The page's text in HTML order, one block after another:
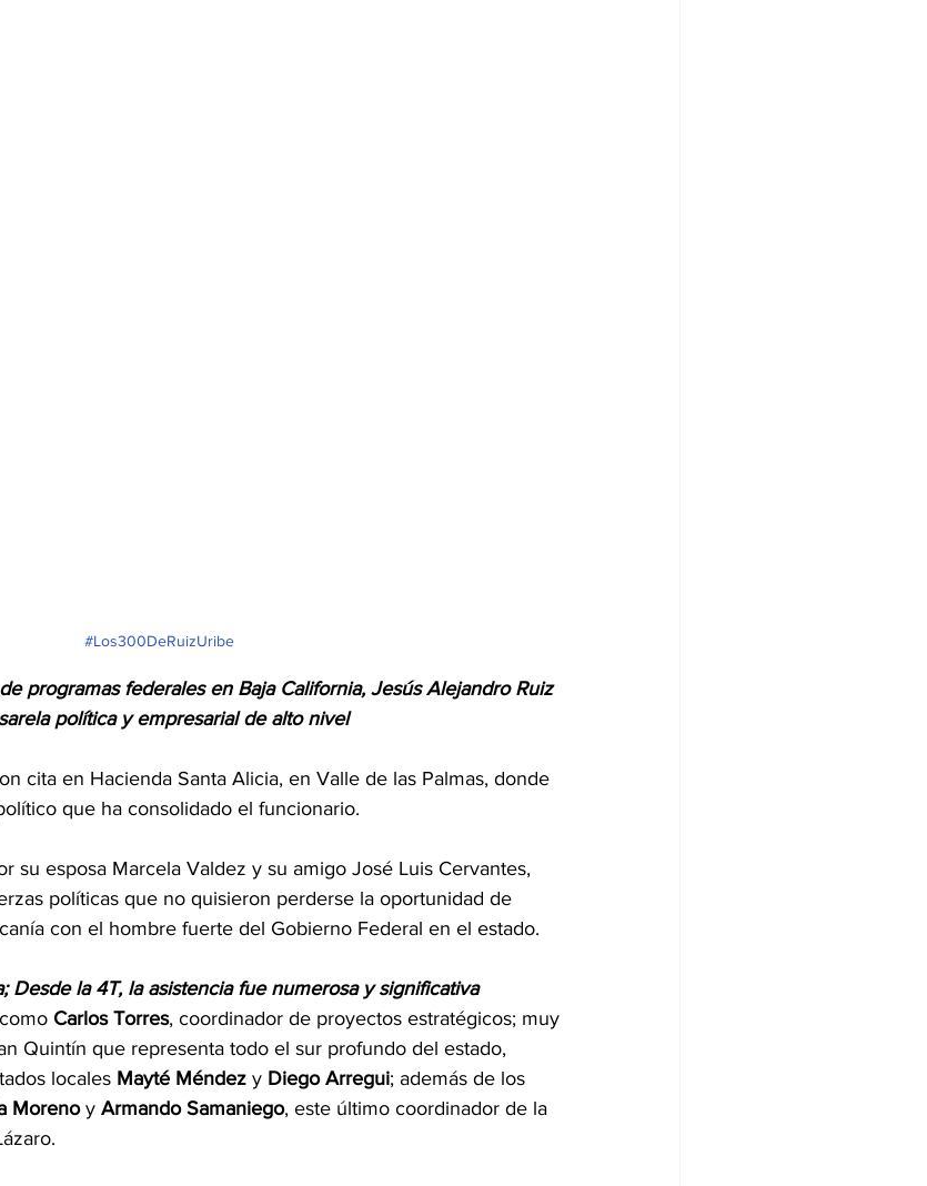
#Los300DeRuizUribe
programas federales en Baja California, Jesús Alejandro Ruiz
política y empresarial de alto nivel
cita en Hacienda Santa Alicia, en Valle de las Palmas, donde
que ha consolidado el funcionario.
su esposa Marcela Valdez y su amigo José Luis Cervantes,
políticas que no quisieron perderse la oportunidad de
con el hombre fuerte del Gobierno Federal en el estado.
Desde la 4T, la asistencia fue numerosa y significativa
Carlos Torres, coordinador de proyectos estratégicos; muy
Quintín que representa todo el sur profundo del estado,
locales Mayté Méndez y Diego Arregui; además de los
Moreno y Armando Samaniego, este último coordinador de la